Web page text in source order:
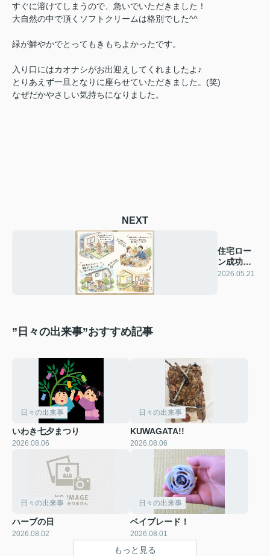
すぐに溶けてしまうので、急いでいただきました！
大自然の中で頂くソフトクリームは格別でした^^
緑が鮮やかでとってもきもちよかったです。
入り口にはカオナシがお出迎えしてくれましたよ♪
とりあえず一旦となりに座らせていただきました。(笑)
なぜだかやさしい気持ちになりました。
NEXT
住宅ロー
ン成功談
⑤～番外
2026.05.21
”日々の出来事”おすすめ記事
日々の出来事
いわき七夕まつり
2026.08.06
日々の出来事
KUWAGATA!!
2026.08.06
日々の出来事
ハーブの日
2026.08.02
日々の出来事
ベイブレード！
2026.08.01
もっと見る